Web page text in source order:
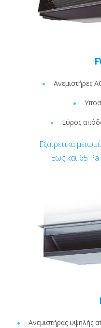
Ανεμιστήρες
Εύρος
Εξαιρετικά
Έως και 65 Pa
Ανεμιστήρας υψηλής